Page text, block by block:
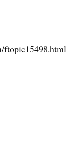
ftopic15498.html